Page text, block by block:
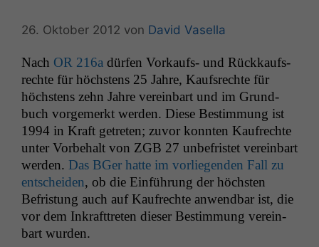
26. Oktober 2012 von David Vasella
Nach OR 216a dür­fen Vorkaufs- und Rück­kauf­s­
rechte für höch­stens 25 Jahre, Kauf­s­rechte für
höch­stens zehn Jahre vere­in­bart und im Grund­
buch vorge­merkt wer­den. Diese Bes­tim­mung ist
1994 in Kraft getreten; zuvor kon­nten Kaufrechte
unter Vor­be­halt von ZGB 27 unbe­fris­tet vere­in­bart
wer­den. Das BGer hat­te im vor­liegen­den Fall zu
entschei­den, ob die Ein­führung der höch­sten
Befris­tung auch auf Kaufrechte anwend­bar ist, die
vor dem Inkraft­treten dieser Bes­tim­mung vere­in­
bart wurden.